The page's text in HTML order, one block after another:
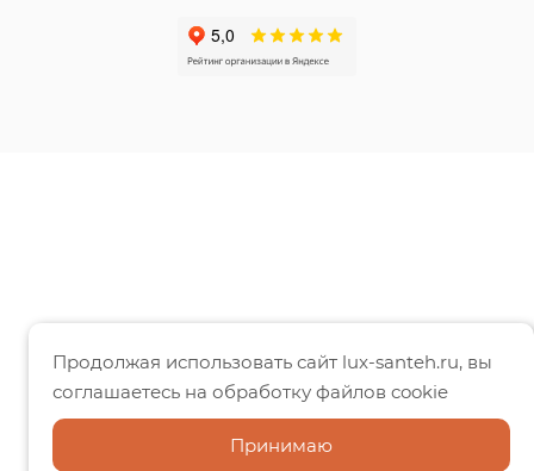
Продолжая использовать сайт lux-santeh.ru, вы
соглашаетесь на обработку файлов cookie
Принимаю